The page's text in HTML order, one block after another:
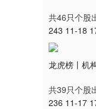
共46只个股
243 11-18
龙虎榜丨机
共39只个股
236 11-17